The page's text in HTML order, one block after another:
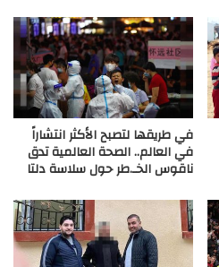
في طريقها لتصبح الأكثر انتشاراً
في العالم.. الصحة العالمية تدق
ناقوس الخـ.طر حول سلاسة دلتا